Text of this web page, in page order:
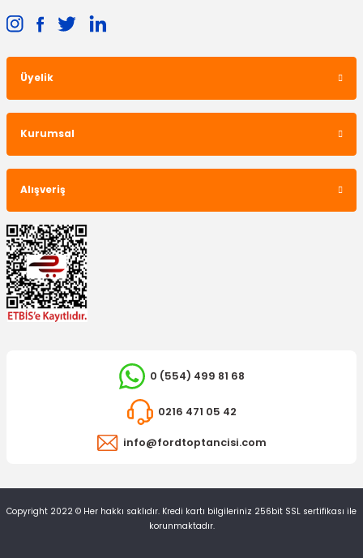
Üyelik
Kurumsal
Alışveriş
0 (554) 499 81 68
0216 471 05 42
info@fordtoptancisi.com
Copyright 2022 © Her hakkı saklıdır. Kredi kartı bilgileriniz 256bit SSL sertifikası ile
korunmaktadır.